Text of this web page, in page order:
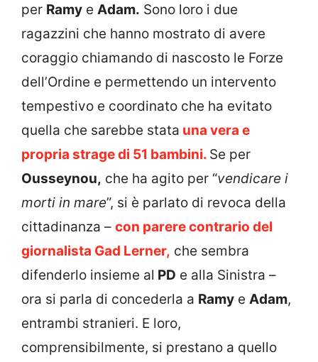
per Ramy e Adam. Sono loro i due
ragazzini che hanno mostrato di avere
coraggio chiamando di nascosto le Forze
dell’Ordine e permettendo un intervento
tempestivo e coordinato che ha evitato
quella che sarebbe stata una vera e
propria strage di 51 bambini. Se per
Ousseynou, che ha agito per “vendicare i
morti in mare”, si è parlato di revoca della
cittadinanza – con parere contrario del
giornalista Gad Lerner, che sembra
difenderlo insieme al PD e alla Sinistra –
ora si parla di concederla a Ramy e Adam,
entrambi stranieri. E loro,
comprensibilmente, si prestano a quello